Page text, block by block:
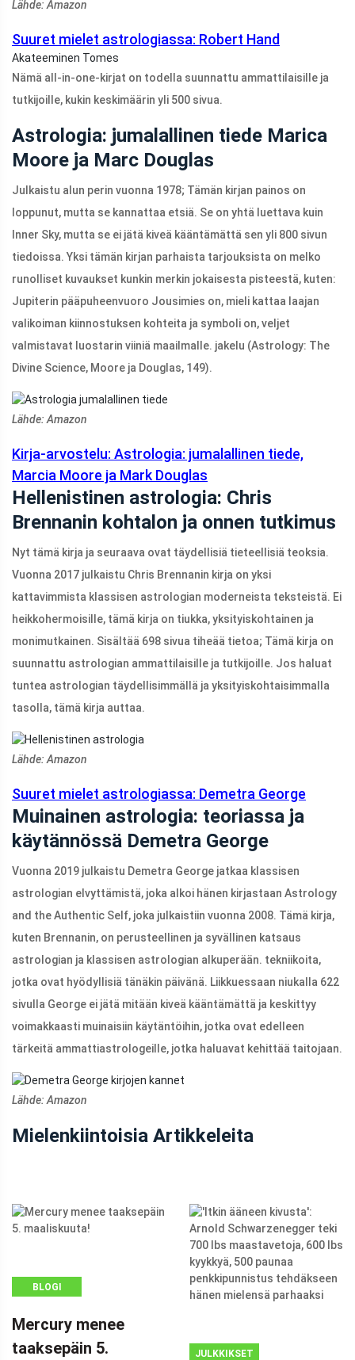
Lähde: Amazon
Suuret mielet astrologiassa: Robert Hand
Akateeminen Tomes
Nämä all-in-one-kirjat on todella suunnattu ammattilaisille ja
tutkijoille, kukin keskimäärin yli 500 sivua.
Astrologia: jumalallinen tiede Marica
Moore ja Marc Douglas
Julkaistu alun perin vuonna 1978; Tämän kirjan painos on
loppunut, mutta se kannattaa etsiä. Se on yhtä luettava kuin
Inner Sky, mutta se ei jätä kiveä kääntämättä sen yli 800 sivun
tiedoissa. Yksi tämän kirjan parhaista tarjouksista on melko
runolliset kuvaukset kunkin merkin jokaisesta pisteestä, kuten:
Jupiterin pääpuheenvuoro Jousimies on, mieli kattaa laajan
valikoiman kiinnostuksen kohteita ja symboli on, veljet
valmistavat luostarin viiniä maailmalle. jakelu (Astrology: The
Divine Science, Moore ja Douglas, 149).
Lähde: Amazon
Kirja-arvostelu: Astrologia: jumalallinen tiede,
Marcia Moore ja Mark Douglas
Hellenistinen astrologia: Chris
Brennanin kohtalon ja onnen tutkimus
Nyt tämä kirja ja seuraava ovat täydellisiä tieteellisiä teoksia.
Vuonna 2017 julkaistu Chris Brennanin kirja on yksi
kattavimmista klassisen astrologian moderneista teksteistä. Ei
heikkohermoisille, tämä kirja on tiukka, yksityiskohtainen ja
monimutkainen. Sisältää 698 sivua tiheää tietoa; Tämä kirja on
suunnattu astrologian ammattilaisille ja tutkijoille. Jos haluat
tuntea astrologian täydellisimmällä ja yksityiskohtaisimmalla
tasolla, tämä kirja auttaa.
Lähde: Amazon
Suuret mielet astrologiassa: Demetra George
Muinainen astrologia: teoriassa ja
käytännössä Demetra George
Vuonna 2019 julkaistu Demetra George jatkaa klassisen
astrologian elvyttämistä, joka alkoi hänen kirjastaan ​​Astrology
and the Authentic Self, joka julkaistiin vuonna 2008. Tämä kirja,
kuten Brennanin, on perusteellinen ja syvällinen katsaus
astrologian ja klassisen astrologian alkuperään. tekniikoita,
jotka ovat hyödyllisiä tänäkin päivänä. Liikkuessaan niukalla 622
sivulla George ei jätä mitään kiveä kääntämättä ja keskittyy
voimakkaasti muinaisiin käytäntöihin, jotka ovat edelleen
tärkeitä ammattiastrologeille, jotka haluavat kehittää taitojaan.
Lähde: Amazon
Mielenkiintoisia Artikkeleita
BLOGI
Mercury menee
taaksepäin 5.
JULKKIKSET